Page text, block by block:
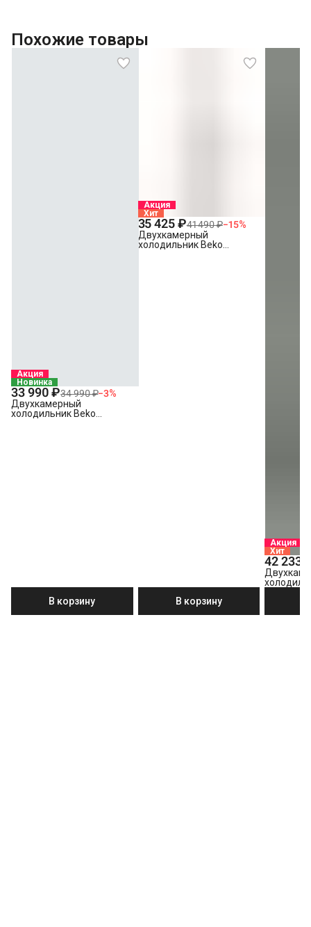
Похожие товары
Акция
Новинка
33 990 ₽34 990 ₽−3%
Двухкамерный
холодильник Beko
В корзину
Акция
Хит
35 425 ₽41 490 ₽−15%
Двухкамерный
холодильник Beko
В корзину
Акция
Хит
42 233